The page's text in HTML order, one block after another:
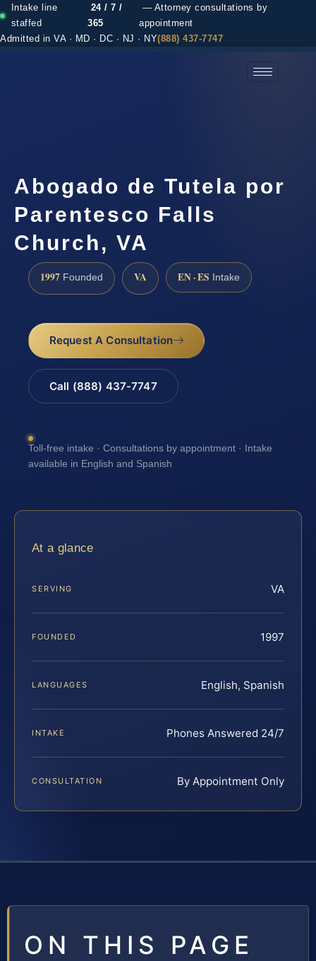
Intake line
staffed
24 / 7 /
365
— Attorney consultations by
appointment
Admitted in VA · MD · DC · NJ · NY(888) 437-7747
Abogado de Tutela por
Parentesco Falls
Church, VA
1997 Founded VA EN · ES Intake
Request A Consultation
Call (888) 437-7747
Toll-free intake · Consultations by appointment · Intake
available in English and Spanish
At a glance
SERVING VA
FOUNDED 1997
LANGUAGES English, Spanish
INTAKE Phones Answered 24/7
CONSULTATION By Appointment Only
ON THIS PAGE